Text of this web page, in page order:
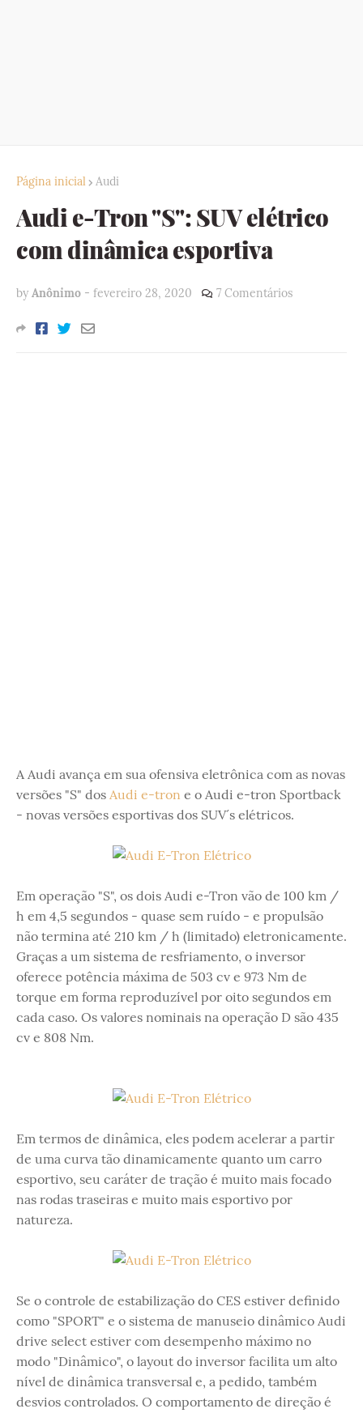
Página inicial Audi
Audi e-Tron "S": SUV elétrico
com dinâmica esportiva
by Anônimo - fevereiro 28, 2020 7 Comentários
A Audi avança em sua ofensiva eletrônica com as novas
versões "S" dos Audi e-tron e o Audi e-tron Sportback
- novas versões esportivas dos SUV´s elétricos.
Em operação "S", os dois Audi e-Tron vão de 100 km /
h em 4,5 segundos - quase sem ruído - e propulsão
não termina até 210 km / h (limitado) eletronicamente.
Graças a um sistema de resfriamento, o inversor
oferece potência máxima de 503 cv e 973 Nm de
torque em forma reproduzível por oito segundos em
cada caso. Os valores nominais na operação D são 435
cv e 808 Nm.
Em termos de dinâmica, eles podem acelerar a partir
de uma curva tão dinamicamente quanto um carro
esportivo, seu caráter de tração é muito mais focado
nas rodas traseiras e muito mais esportivo por
natureza.
Se o controle de estabilização do CES estiver definido
como "SPORT" e o sistema de manuseio dinâmico Audi
drive select estiver com desempenho máximo no
modo "Dinâmico", o layout do inversor facilita um alto
nível de dinâmica transversal e, a pedido, também
desvios controlados. O comportamento de direção é